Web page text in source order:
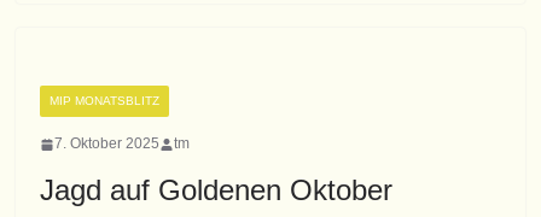
MIP MONATSBLITZ
7. Oktober 2025 tm
Jagd auf Goldenen Oktober